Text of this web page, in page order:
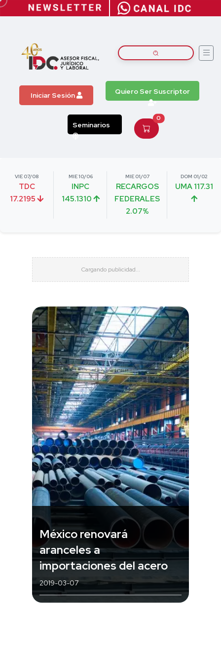
Iniciar Sesión Quiero Ser Suscriptor
Seminarios
0
VIE 07/08
TDC
17.2195
MIE 10/06
INPC
145.1310
MIE 01/07
RECARGOS
FEDERALES
2.07%
DOM 01/02
UMA 117.31
México renovará
aranceles a
importaciones del acero
2019-03-07